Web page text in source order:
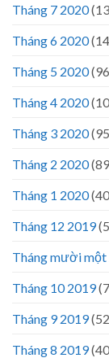
Tháng 7 2020
Tháng 6 2020
Tháng 5 2020
Tháng 4 2020
Tháng 3 2020
Tháng 2 2020
Tháng 1 2020
Tháng 12 2019
Tháng mười một
Tháng 10 2019
Tháng 9 2019
Tháng 8 2019